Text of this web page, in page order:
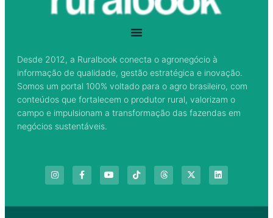
Desde 2012, a Ruralbook conecta o agronegócio à
informação de qualidade, gestão estratégica e inovação.
Somos um portal 100% voltado para o agro brasileiro, com
conteúdos que fortalecem o produtor rural, valorizam o
campo e impulsionam a transformação das fazendas em
negócios sustentáveis.